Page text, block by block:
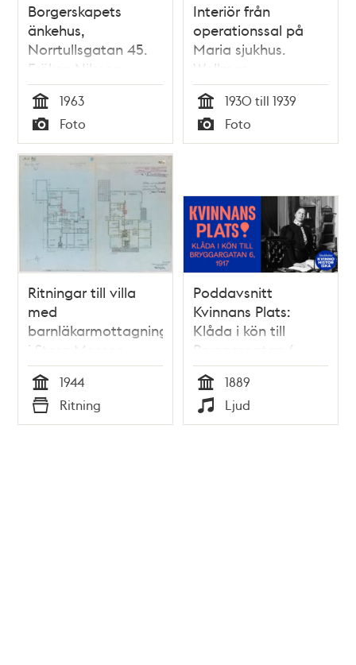
Borgerskapets
änkehus,
Norrtullsgatan 45.
Fröken Nilsson
pratar i telefonen
på
läkarmottagningen.
Tid
1963
Typ
Foto
Interiör från
operationssal på
Maria sjukhus.
Wollmar
Yxkullsgatan 25.
Tid
1930 till 1939
Typ
Foto
Ritningar till villa
med
barnläkarmottagning
i Stora Mossen,
Bromma, 1944
Tid
1944
Typ
Ritning
Poddavsnitt
Kvinnans Plats:
Klåda i kön till
Bryggargatan 6,
1889
Tid
1889
Typ
Ljud